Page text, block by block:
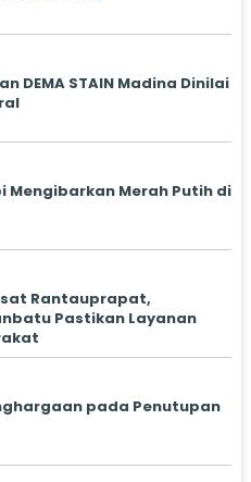
DEMA STAIN Madina Dinilai
Mengibarkan Merah Putih di
Rantauprapat,
Pastikan Layanan
pada Penutupan